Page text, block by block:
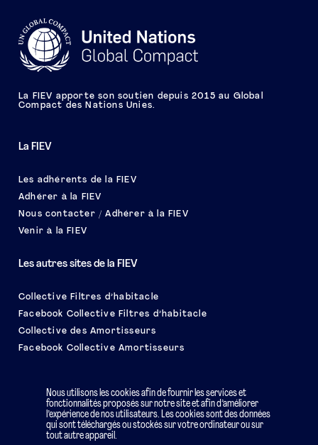
La FIEV
Les adhérents de la FIEV
Adhérer à la FIEV
Nous contacter / Adhérer à la FIEV
Venir à la FIEV
Les autres sites de la FIEV
Collective Filtres d’habitacle
Facebook Collective Filtres d’habitacle
Collective des Amortisseurs
Facebook Collective Amortisseurs
La FIEV apporte son soutien depuis 2015 au Global
Compact des Nations Unies.
Nous utilisons les cookies afin de fournir les services et
fonctionnalités proposés sur notre site et afin d’améliorer
l’expérience de nos utilisateurs. Les cookies sont des données
qui sont téléchargés ou stockés sur votre ordinateur ou sur
tout autre appareil.